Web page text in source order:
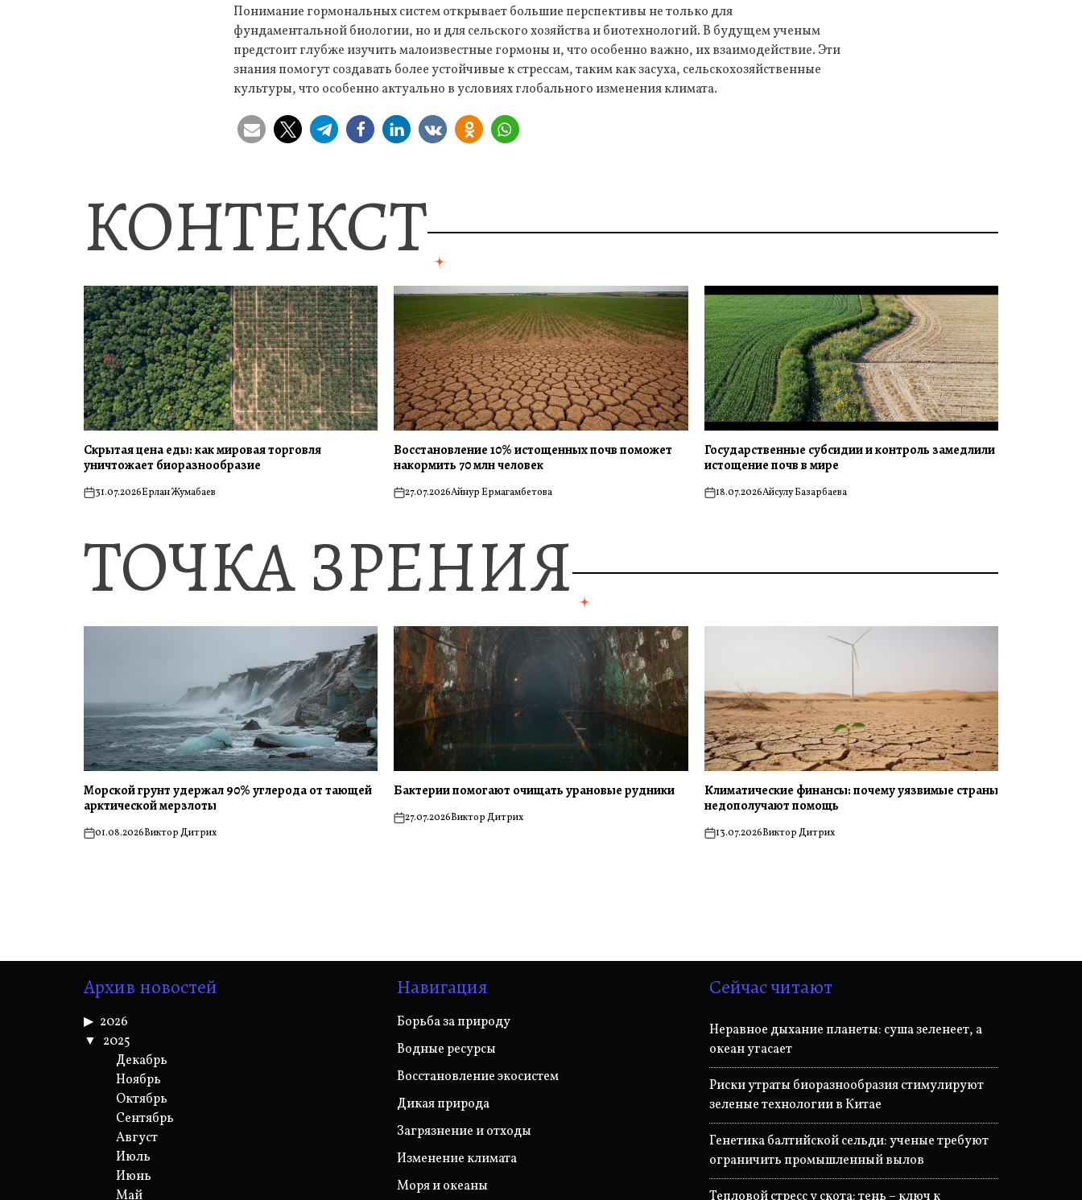
Понимание гормональных систем открывает большие перспективы не только для
фундаментальной биологии, но и для сельского хозяйства и биотехнологий. В будущем ученым
предстоит глубже изучить малоизвестные гормоны и, что особенно важно, их взаимодействие. Эти
знания помогут создавать более устойчивые к стрессам, таким как засуха, сельскохозяйственные
культуры, что особенно актуально в условиях глобального изменения климата.
КОНТЕКСТ
Скрытая цена еды: как мировая торговля
уничтожает биоразнообразие
on31.07.2026Ерлан Жумабаев
Восстановление 10% истощенных почв поможет
накормить 70 млн человек
on27.07.2026Айнур Ермагамбетова
Государственные субсидии и контроль замедлили
истощение почв в мире
on18.07.2026Айсулу Базарбаева
ТОЧКА ЗРЕНИЯ
Морской грунт удержал 90% углерода от тающей
арктической мерзлоты
on01.08.2026Виктор Дитрих
Бактерии помогают очищать урановые рудники
on27.07.2026Виктор Дитрих
Климатические финансы: почему уязвимые страны
недополучают помощь
on13.07.2026Виктор Дитрих
Архив новостей
2026
2025
Декабрь
Ноябрь
Октябрь
Сентябрь
Август
Июль
Июнь
Май
Навигация
Борьба за природу
Водные ресурсы
Восстановление экосистем
Дикая природа
Загрязнение и отходы
Изменение климата
Моря и океаны
Сейчас читают
Неравное дыхание планеты: суша зеленеет, а
океан угасает
Риски утраты биоразнообразия стимулируют
зеленые технологии в Китае
Генетика балтийской сельди: ученые требуют
ограничить промышленный вылов